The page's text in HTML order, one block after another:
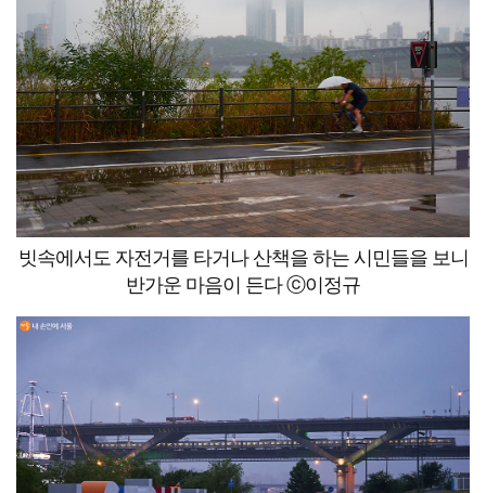
빗속에서도 자전거를 타거나 산책을 하는 시민들을 보니
반가운 마음이 든다 ⓒ이정규